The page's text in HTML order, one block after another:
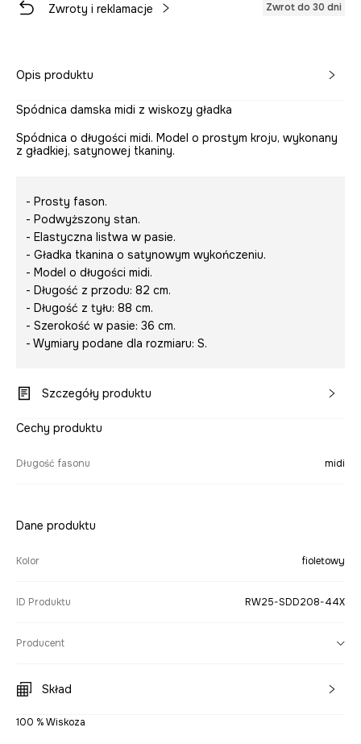
Zwroty i reklamacje Zwrot do 30 dni
Opis produktu
Spódnica damska midi z wiskozy gładka
Spódnica o długości midi. Model o prostym kroju, wykonany
z gładkiej, satynowej tkaniny.
- Prosty fason.
- Podwyższony stan.
- Elastyczna listwa w pasie.
- Gładka tkanina o satynowym wykończeniu.
- Model o długości midi.
- Długość z przodu: 82 cm.
- Długość z tyłu: 88 cm.
- Szerokość w pasie: 36 cm.
- Wymiary podane dla rozmiaru: S.
Szczegóły produktu
Cechy produktu
Długość fasonu midi
Dane produktu
Kolor fioletowy
ID Produktu RW25-SDD208-44X
Producent
Skład
100 % Wiskoza